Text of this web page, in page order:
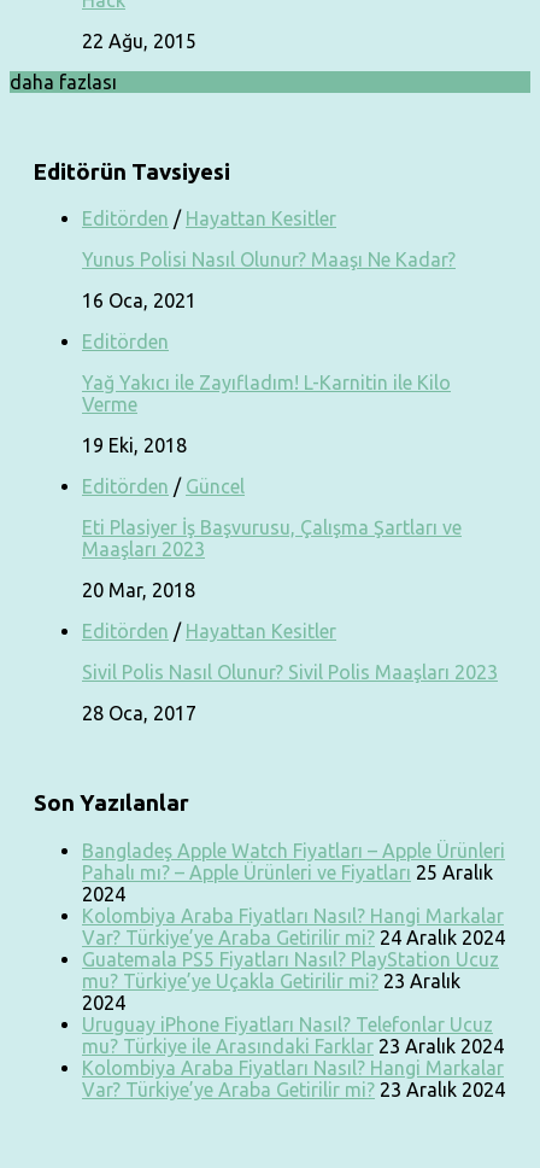
22 Ağu, 2015
daha fazlası
Editörün Tavsiyesi
Editörden / Hayattan Kesitler
Yunus Polisi Nasıl Olunur? Maaşı Ne Kadar?
16 Oca, 2021
Editörden
Yağ Yakıcı ile Zayıfladım! L-Karnitin ile Kilo
Verme
19 Eki, 2018
Editörden / Güncel
Eti Plasiyer İş Başvurusu, Çalışma Şartları ve
Maaşları 2023
20 Mar, 2018
Editörden / Hayattan Kesitler
Sivil Polis Nasıl Olunur? Sivil Polis Maaşları 2023
28 Oca, 2017
Son Yazılanlar
Bangladeş Apple Watch Fiyatları – Apple Ürünleri
Pahalı mı? – Apple Ürünleri ve Fiyatları 25 Aralık
2024
Kolombiya Araba Fiyatları Nasıl? Hangi Markalar
Var? Türkiye’ye Araba Getirilir mi? 24 Aralık 2024
Guatemala PS5 Fiyatları Nasıl? PlayStation Ucuz
mu? Türkiye’ye Uçakla Getirilir mi? 23 Aralık
2024
Uruguay iPhone Fiyatları Nasıl? Telefonlar Ucuz
mu? Türkiye ile Arasındaki Farklar 23 Aralık 2024
Kolombiya Araba Fiyatları Nasıl? Hangi Markalar
Var? Türkiye’ye Araba Getirilir mi? 23 Aralık 2024